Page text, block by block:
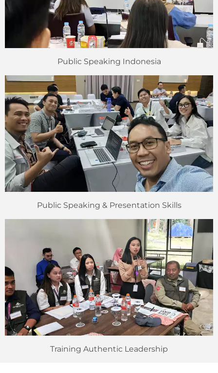
Public Speaking Indonesia
Public Speaking & Presentation Skills
Training Authentic Leadership